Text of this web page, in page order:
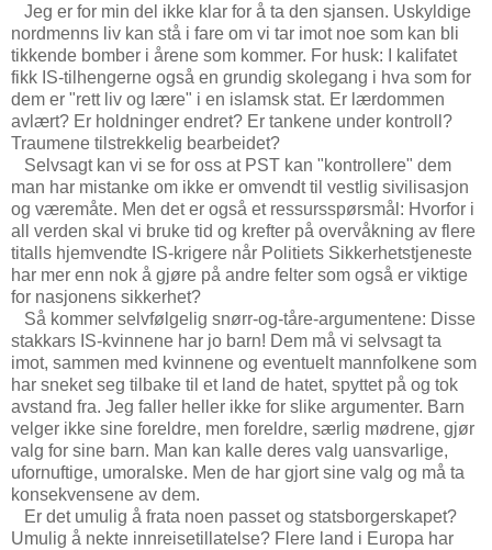
Jeg er for min del ikke klar for å ta den sjansen. Uskyldige
nordmenns liv kan stå i fare om vi tar imot noe som kan bli
tikkende bomber i årene som kommer. For husk: I kalifatet
fikk IS-tilhengerne også en grundig skolegang i hva som for
dem er "rett liv og lære" i en islamsk stat. Er lærdommen
avlært? Er holdninger endret? Er tankene under kontroll?
Traumene tilstrekkelig bearbeidet?
Selvsagt kan vi se for oss at PST kan "kontrollere" dem
man har mistanke om ikke er omvendt til vestlig sivilisasjon
og væremåte. Men det er også et ressursspørsmål: Hvorfor i
all verden skal vi bruke tid og krefter på overvåkning av flere
titalls hjemvendte IS-krigere når Politiets Sikkerhetstjeneste
har mer enn nok å gjøre på andre felter som også er viktige
for nasjonens sikkerhet?
Så kommer selvfølgelig snørr-og-tåre-argumentene: Disse
stakkars IS-kvinnene har jo barn! Dem må vi selvsagt ta
imot, sammen med kvinnene og eventuelt mannfolkene som
har sneket seg tilbake til et land de hatet, spyttet på og tok
avstand fra. Jeg faller heller ikke for slike argumenter. Barn
velger ikke sine foreldre, men foreldre, særlig mødrene, gjør
valg for sine barn. Man kan kalle deres valg uansvarlige,
ufornuftige, umoralske. Men de har gjort sine valg og må ta
konsekvensene av dem.
Er det umulig å frata noen passet og statsborgerskapet?
Umulig å nekte innreisetillatelse? Flere land i Europa har